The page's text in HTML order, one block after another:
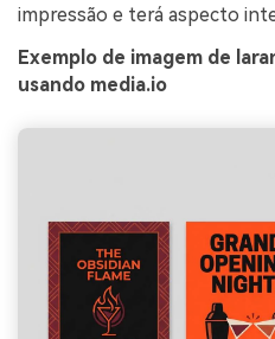
impressão e terá aspecto
Exemplo de imagem de
usando media.io